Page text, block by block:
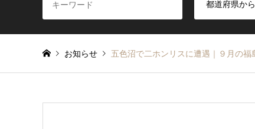
お知らせ 五色沼で二ホンリスに遭遇｜９月の福